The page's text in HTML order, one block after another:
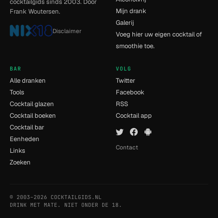
cocktailgids sinds 2003. Door
Frank Woutersen.
Disclaimer
Mijn drank
Galerij
Voeg hier uw eigen cocktail of
smoothie toe.
BAR
Alle dranken
Tools
Cocktail glazen
Cocktail boeken
Cocktail bar
Eenheden
Links
Zoeken
VOLG
Twitter
Facebook
RSS
Cocktail app
Contact
© 2003–2026 COCKTAILGIDS.NL
DRINK MET MATE. NIET ONDER DE 18.